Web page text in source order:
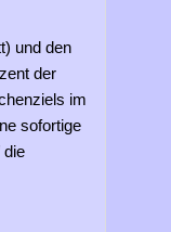
und den
der
im
sofortige
die